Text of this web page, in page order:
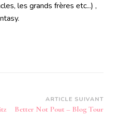
les grands frères etc...) ,
ARTICLE SUIVANT
Better Not Pout – Blog Tour